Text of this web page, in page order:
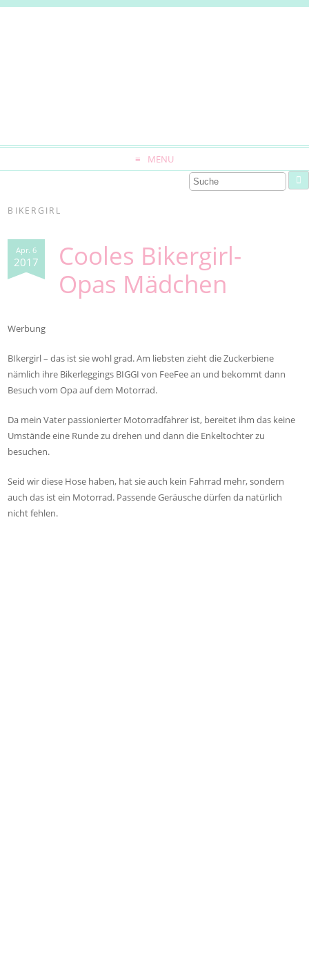
MENU
BIKERGIRL
Apr. 6
2017
Cooles Bikergirl-
Opas Mädchen
Werbung
BIkergirl – das ist sie wohl grad. Am liebsten zieht die Zuckerbiene
nämlich ihre Bikerleggings BIGGI von FeeFee an und bekommt dann
Besuch vom Opa auf dem Motorrad.
Da mein Vater passionierter Motorradfahrer ist, bereitet ihm das keine
Umstände eine Runde zu drehen und dann die Enkeltochter zu
besuchen.
Seid wir diese Hose haben, hat sie auch kein Fahrrad mehr, sondern
auch das ist ein Motorrad. Passende Geräusche dürfen da natürlich
nicht fehlen.